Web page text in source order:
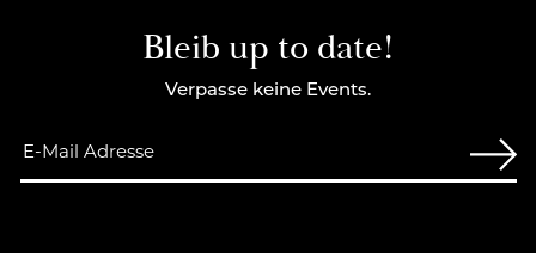
Bleib up to date!
Verpasse keine Events.